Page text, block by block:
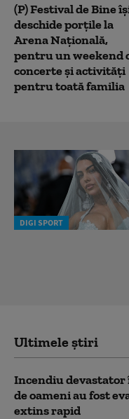
(P) Festival de Bine
deschide porțile la
Arena Națională,
pentru un weekend
concerte și activități
pentru toată familia
DIGI SPORT
Ultimele știri
Incendiu devastator
de oameni au fost
extins rapid